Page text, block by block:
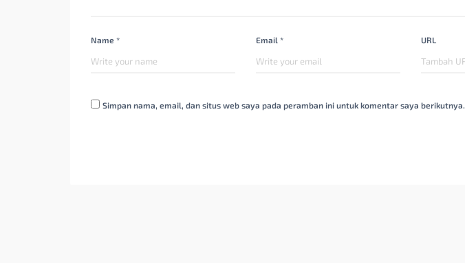
Name * Email * URL
Simpan nama, email, dan situs web saya pada peramban ini untuk komentar saya berikutnya.